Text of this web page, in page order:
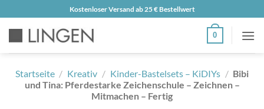
Inhalt
Kostenloser Versand ab 25 € Bestellwert
0
Startseite / Kreativ / Kinder-Bastelsets – KiDIYs / Bibi
und Tina: Pferdestarke Zeichenschule – Zeichnen –
Mitmachen – Fertig